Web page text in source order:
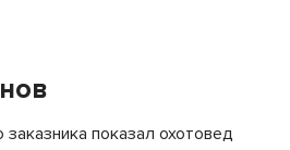
показал охотовед